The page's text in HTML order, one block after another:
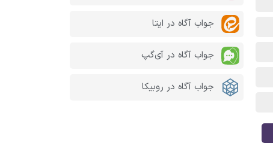
جواب آگاه در ایتا
جواب آگاه در آی‌گپ
جواب آگاه در روبیکا